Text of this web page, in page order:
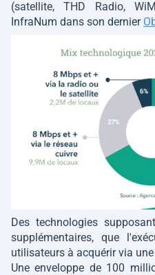
(satellite, THD Radio,
InfraNum dans son dernier
Des technologies
supplémentaires, que
utilisateurs à acquérir via
Une enveloppe de 100